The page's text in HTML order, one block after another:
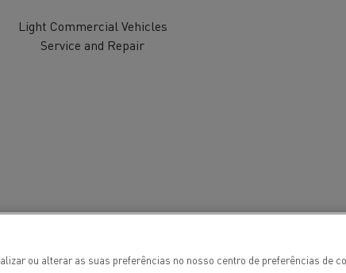
Light Commercial Vehicles
Service and Repair
ou alterar as suas preferências no nosso centro de preferências de